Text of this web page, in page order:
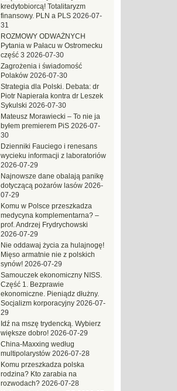
kredytobiorcą! Totalitaryzm
finansowy. PLN a PLS 2026-07-
31
ROZMOWY ODWAŻNYCH
Pytania w Pałacu w Ostromecku
część 3 2026-07-30
Zagrożenia i świadomość
Polaków 2026-07-30
Strategia dla Polski. Debata: dr
Piotr Napierała kontra dr Leszek
Sykulski 2026-07-30
Mateusz Morawiecki – To nie ja
byłem premierem PiS 2026-07-
30
Dzienniki Fauciego i renesans
wycieku informacji z laboratoriów
2026-07-29
Najnowsze dane obalają panikę
dotyczącą pożarów lasów 2026-
07-29
Komu w Polsce przeszkadza
medycyna komplementarna? –
prof. Andrzej Frydrychowski
2026-07-29
Nie oddawaj życia za hulajnogę!
Mięso armatnie nie z polskich
synów! 2026-07-29
Samouczek ekonomiczny NISS.
Część 1. Bezprawie
ekonomiczne. Pieniądz dłużny.
Socjalizm korporacyjny 2026-07-
29
Idź na mszę trydencką. Wybierz
większe dobro! 2026-07-29
China-Maxxing według
multipolarystów 2026-07-28
Komu przeszkadza polska
rodzina? Kto zarabia na
rozwodach? 2026-07-28